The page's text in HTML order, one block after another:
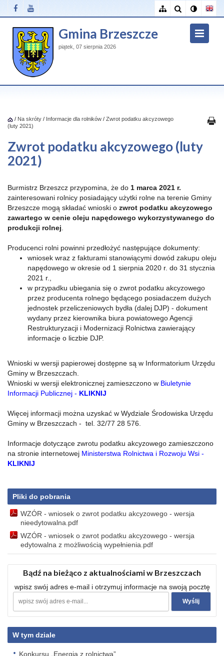
Gmina Brzeszcze
piątek, 07 sierpnia 2026
/ Na skróty / Informacje dla rolników / Zwrot podatku akcyzowego
(luty 2021)
Zwrot podatku akcyzowego (luty
2021)
Burmistrz Brzeszcz przypomina, że do 1 marca 2021 r.
zainteresowani rolnicy posiadający użytki rolne na terenie Gminy
Brzeszcze mogą składać wnioski o zwrot podatku akcyzowego
zawartego w cenie oleju napędowego wykorzystywanego do
produkcji rolnej
Producenci rolni powinni przedłożyć następujące dokumenty:
wniosek wraz z fakturami stanowiącymi dowód zakupu oleju
napędowego w okresie od 1 sierpnia 2020 r. do 31 stycznia
2021 r.,
w przypadku ubiegania się o zwrot podatku akcyzowego
przez producenta rolnego będącego posiadaczem dużych
jednostek przeliczeniowych bydła (dalej DJP) - dokument
wydany przez kierownika biura powiatowego Agencji
Restrukturyzacji i Modernizacji Rolnictwa zawierający
informacje o liczbie DJP.
Wnioski w wersji papierowej dostępne są w Informatorium Urzędu
Gminy w Brzeszczach.
Wnioski w wersji elektronicznej zamieszczono w Biuletynie
Informacji Publicznej - KLIKNIJ
Więcej informacji można uzyskać w Wydziale Środowiska Urzędu
Gminy w Brzeszczach - tel. 32/77 28 576.
Informacje dotyczące zwrotu podatku akcyzowego zamieszczono
na stronie internetowej Ministerstwa Rolnictwa i Rozwoju Wsi -
KLIKNIJ
Pliki do pobrania
WZÓR - wniosek o zwrot podatku akcyzowego - wersja
nieedytowalna.pdf
WZÓR - wniosek o zwrot podatku akcyzowego - wersja
edytowalna z możliwością wypełnienia.pdf
Bądź na bieżąco z aktualnościami w Brzeszczach
wpisz swój adres e-mail i otrzymuj informacje na swoją pocztę
W tym dziale
Konkursu „Energia z rolnictwa”